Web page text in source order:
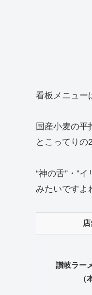
看板メニュー
国産小麦の平
とこってりの
“神の舌”・”
みたいですよ
讃岐ラー
（